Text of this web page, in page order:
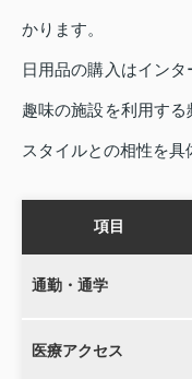
かります。
日用品の購入はイン
趣味の施設を利用す
スタイルとの相性を具
項目
通勤・通学
医療アクセス